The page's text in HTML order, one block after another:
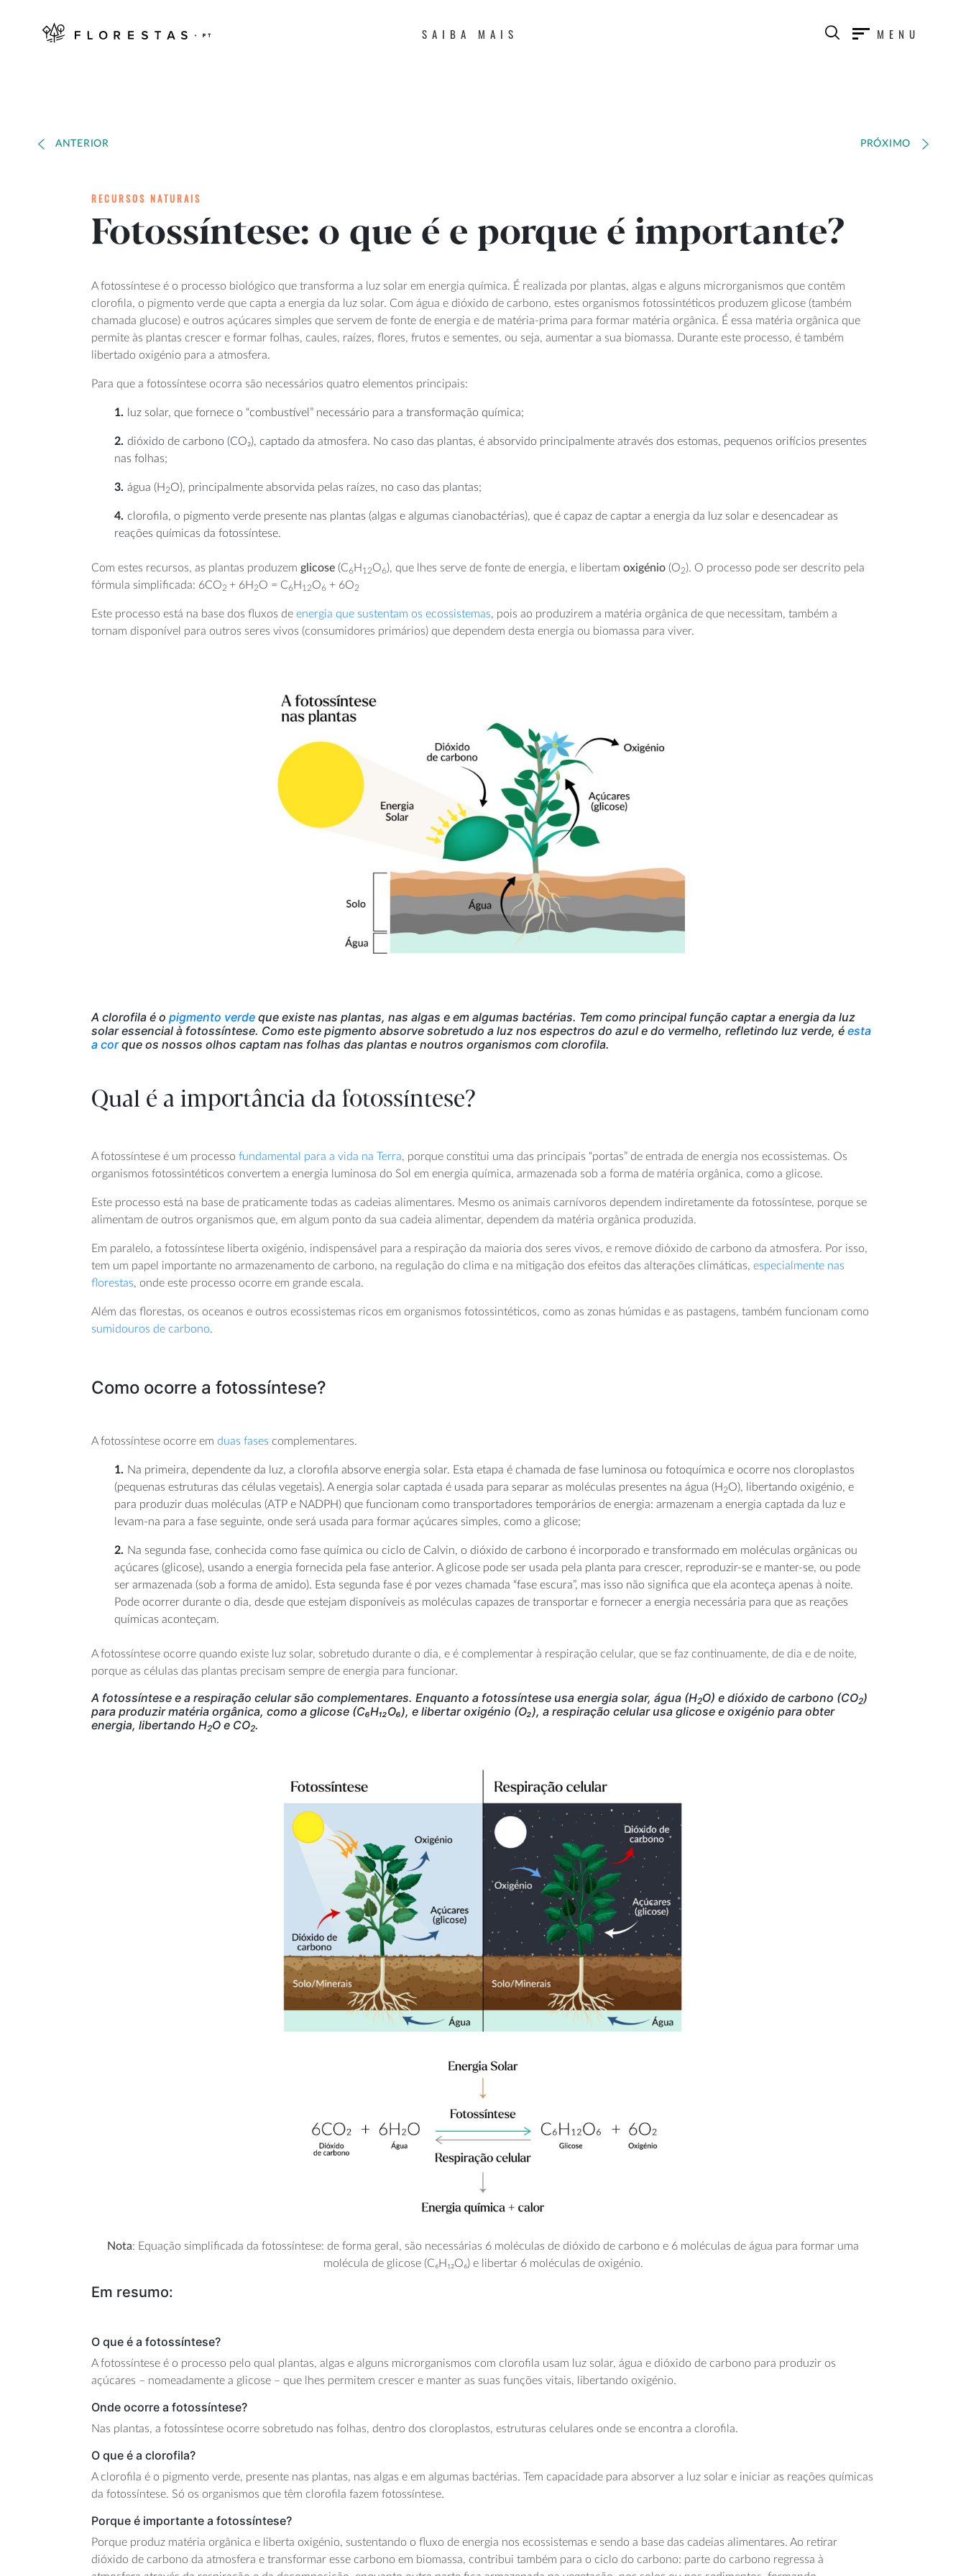
SAIBA MAIS MENU
ANTERIOR PRÓXIMO
RECURSOS NATURAIS
Fotossíntese: o que é e porque é importante?
A fotossíntese é o processo biológico que transforma a luz solar em energia química. É realizada por plantas, algas e alguns microrganismos que contêm
clorofila, o pigmento verde que capta a energia da luz solar. Com água e dióxido de carbono, estes organismos fotossintéticos produzem glicose (também
chamada glucose) e outros açúcares simples que servem de fonte de energia e de matéria-prima para formar matéria orgânica. É essa matéria orgânica que
permite às plantas crescer e formar folhas, caules, raízes, flores, frutos e sementes, ou seja, aumentar a sua biomassa. Durante este processo, é também
libertado oxigénio para a atmosfera.
Para que a fotossíntese ocorra são necessários quatro elementos principais:
luz solar, que fornece o “combustível” necessário para a transformação química;
dióxido de carbono (CO₂), captado da atmosfera. No caso das plantas, é absorvido principalmente através dos estomas, pequenos orifícios presentes
nas folhas;
água (H 2O), principalmente absorvida pelas raízes, no caso das plantas;
clorofila, o pigmento verde presente nas plantas (algas e algumas cianobactérias), que é capaz de captar a energia da luz solar e desencadear as
reações químicas da fotossíntese.
Com estes recursos, as plantas produzem glicose (C6H 12O6), que lhes serve de fonte de energia, e libertam oxigénio (O2). O processo pode ser descrito pela
fórmula simplificada: 6CO2 + 6H 2O = C6H 12O6 + 6O2
Este processo está na base dos fluxos de energia que sustentam os ecossistemas, pois ao produzirem a matéria orgânica de que necessitam, também a
tornam disponível para outros seres vivos (consumidores primários) que dependem desta energia ou biomassa para viver.
A clorofila é o pigmento verde que existe nas plantas, nas algas e em algumas bactérias. Tem como principal função captar a energia da luz
solar essencial à fotossíntese. Como este pigmento absorve sobretudo a luz nos espectros do azul e do vermelho, refletindo luz verde, é esta
a corque os nossos olhos captam nas folhas das plantas e noutros organismos com clorofila.
Qual é a importância da fotossíntese?
A fotossíntese é um processo fundamental para a vida na Terra, porque constitui uma das principais “portas” de entrada de energia nos ecossistemas. Os
organismos fotossintéticos convertem a energia luminosa do Sol em energia química, armazenada sob a forma de matéria orgânica, como a glicose.
Este processo está na base de praticamente todas as cadeias alimentares. Mesmo os animais carnívoros dependem indiretamente da fotossíntese, porque se
alimentam de outros organismos que, em algum ponto da sua cadeia alimentar, dependem da matéria orgânica produzida.
Em paralelo, a fotossíntese liberta oxigénio, indispensável para a respiração da maioria dos seres vivos, e remove dióxido de carbono da atmosfera. Por isso,
tem um papel importante no armazenamento de carbono, na regulação do clima e na mitigação dos efeitos das alterações climáticas, especialmente nas
florestas, onde este processo ocorre em grande escala.
Além das florestas, os oceanos e outros ecossistemas ricos em organismos fotossintéticos, como as zonas húmidas e as pastagens, também funcionam como
sumidouros de carbono.
Como ocorre a fotossíntese?
A fotossíntese ocorre em duas fases complementares.
Na primeira, dependente da luz, a clorofila absorve energia solar. Esta etapa é chamada de fase luminosa ou fotoquímica e ocorre nos cloroplastos
(pequenas estruturas das células vegetais). A energia solar captada é usada para separar as moléculas presentes na água (H 2O), libertando oxigénio, e
para produzir duas moléculas (ATP e NADPH) que funcionam como transportadores temporários de energia: armazenam a energia captada da luz e
levam-na para a fase seguinte, onde será usada para formar açúcares simples, como a glicose;
Na segunda fase, conhecida como fase química ou ciclo de Calvin, o dióxido de carbono é incorporado e transformado em moléculas orgânicas ou
açúcares (glicose), usando a energia fornecida pela fase anterior. A glicose pode ser usada pela planta para crescer, reproduzir-se e manter-se, ou pode
ser armazenada (sob a forma de amido). Esta segunda fase é por vezes chamada “fase escura”, mas isso não significa que ela aconteça apenas à noite.
Pode ocorrer durante o dia, desde que estejam disponíveis as moléculas capazes de transportar e fornecer a energia necessária para que as reações
químicas aconteçam.
A fotossíntese ocorre quando existe luz solar, sobretudo durante o dia, e é complementar à respiração celular, que se faz continuamente, de dia e de noite,
porque as células das plantas precisam sempre de energia para funcionar.
A fotossíntese e a respiração celular são complementares. Enquanto a fotossíntese usa energia solar, água (H2O) e dióxido de carbono (CO2)
para produzir matéria orgânica, como a glicose (C₆H₁₂O₆), e libertar oxigénio (O₂), a respiração celular usa glicose e oxigénio para obter
energia, libertando H2O e CO2.
Nota: Equação simplificada da fotossíntese: de forma geral, são necessárias 6 moléculas de dióxido de carbono e 6 moléculas de água para formar uma
molécula de glicose (C₆H₁₂O₆) e libertar 6 moléculas de oxigénio.
Em resumo:
O que é a fotossíntese?
A fotossíntese é o processo pelo qual plantas, algas e alguns microrganismos com clorofila usam luz solar, água e dióxido de carbono para produzir os
açúcares – nomeadamente a glicose – que lhes permitem crescer e manter as suas funções vitais, libertando oxigénio.
Onde ocorre a fotossíntese?
Nas plantas, a fotossíntese ocorre sobretudo nas folhas, dentro dos cloroplastos, estruturas celulares onde se encontra a clorofila.
O que é a clorofila?
A clorofila é o pigmento verde, presente nas plantas, nas algas e em algumas bactérias. Tem capacidade para absorver a luz solar e iniciar as reações químicas
da fotossíntese. Só os organismos que têm clorofila fazem fotossíntese.
Porque é importante a fotossíntese?
Porque produz matéria orgânica e liberta oxigénio, sustentando o fluxo de energia nos ecossistemas e sendo a base das cadeias alimentares. Ao retirar
dióxido de carbono da atmosfera e transformar esse carbono em biomassa, contribui também para o ciclo do carbono: parte do carbono regressa à